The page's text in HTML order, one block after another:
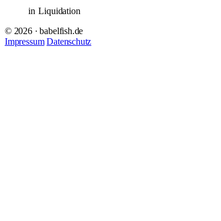
in Liquidation
© 2026 · babelfish.de
Impressum Datenschutz